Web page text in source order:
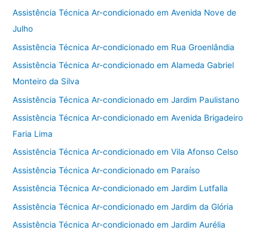
Assistência Técnica Ar-condicionado em Avenida Nove de
Julho
Assistência Técnica Ar-condicionado em Rua Groenlândia
Assistência Técnica Ar-condicionado em Alameda Gabriel
Monteiro da Silva
Assistência Técnica Ar-condicionado em Jardim Paulistano
Assistência Técnica Ar-condicionado em Avenida Brigadeiro
Faria Lima
Assistência Técnica Ar-condicionado em Vila Afonso Celso
Assistência Técnica Ar-condicionado em Paraíso
Assistência Técnica Ar-condicionado em Jardim Lutfalla
Assistência Técnica Ar-condicionado em Jardim da Glória
Assistência Técnica Ar-condicionado em Jardim Aurélia